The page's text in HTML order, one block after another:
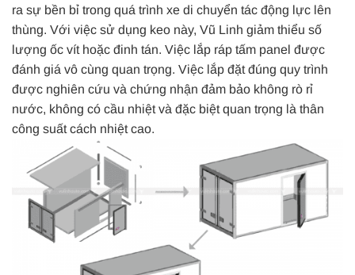
ra sự bền bỉ trong quá trình xe di chuyển tác động lực lên
thùng. Với việc sử dụng keo này, Vũ Linh giảm thiểu số
lượng ốc vít hoặc đinh tán. Việc lắp ráp tấm panel được
đánh giá vô cùng quan trọng. Việc lắp đặt đúng quy trình
được nghiên cứu và chứng nhận đảm bảo không rò rỉ
nước, không có cầu nhiệt và đặc biệt quan trọng là thân
công suất cách nhiệt cao.